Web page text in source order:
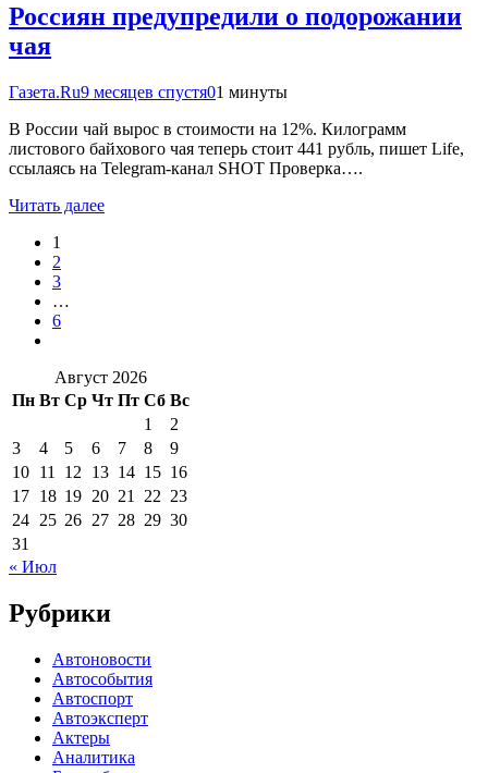
Россиян предупредили о подорожании
чая
Газета.Ru9 месяцев спустя01 минуты
В России чай вырос в стоимости на 12%. Килограмм
листового байхового чая теперь стоит 441 рубль, пишет Life,
ссылаясь на Telegram-канал SHOT Проверка….
Читать далее
1
2
3
…
6
Август 2026
Пн Вт Ср Чт Пт Сб Вс
1
2
3
4 5 6 7 8
9
10 11 12 13 14 15 16
17 18 19 20 21 22 23
24 25 26 27 28 29 30
31
« Июл
Рубрики
Автоновости
Автособытия
Автоспорт
Автоэксперт
Актеры
Аналитика